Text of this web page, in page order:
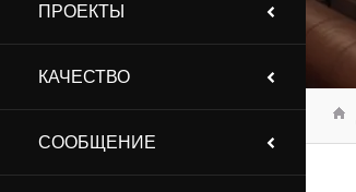
ПРОЕКТЫ
КАЧЕСТВО
СООБЩЕНИЕ